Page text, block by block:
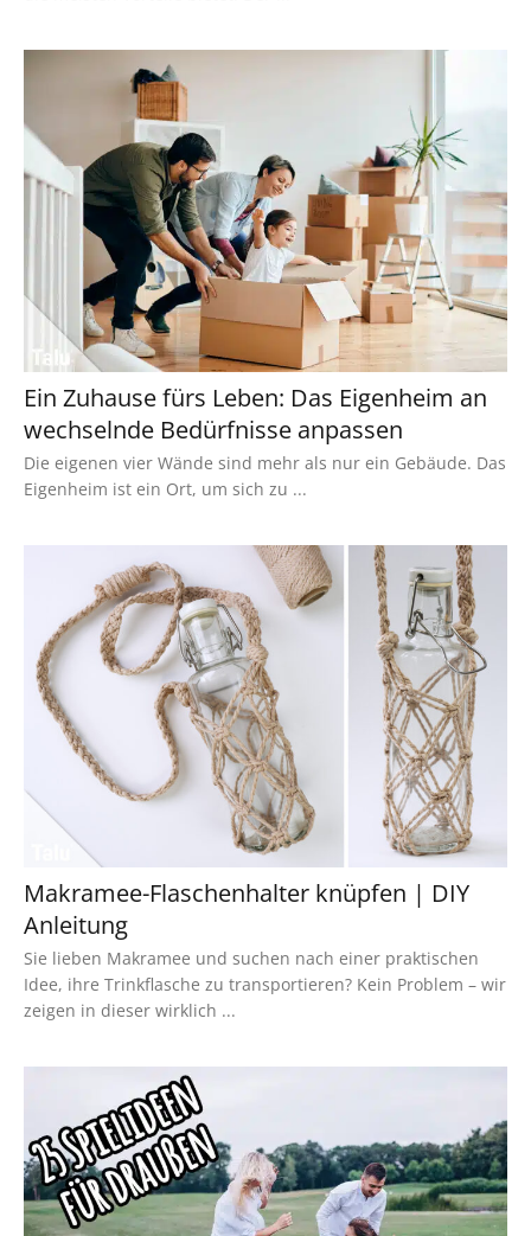
Ein Zuhause fürs Leben: Das Eigenheim an
wechselnde Bedürfnisse anpassen
Die eigenen vier Wände sind mehr als nur ein Gebäude. Das
Eigenheim ist ein Ort, um sich zu ...
Makramee-Flaschenhalter knüpfen | DIY
Anleitung
Sie lieben Makramee und suchen nach einer praktischen
Idee, ihre Trinkflasche zu transportieren? Kein Problem – wir
zeigen in dieser wirklich ...